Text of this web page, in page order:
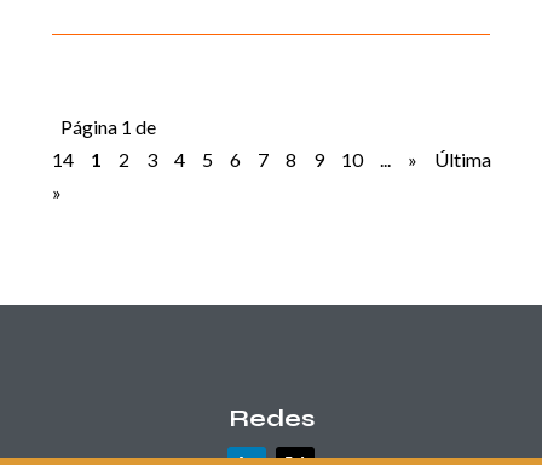
Página 1 de
14
1 2 3 4 5 6 7 8 9 10 ... »
Última
»
Redes